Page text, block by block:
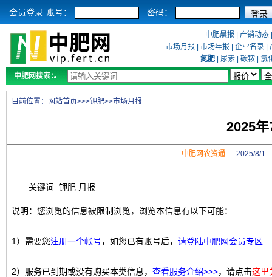
会员登录 账号： 密码：
中肥晨报 产销动态
市场月报
市场年报 企业名录
氮肥
尿素 碳铵
氯
中肥网搜索：
目前位置： 网站首页>>>钾肥>>市场月报
2025
中肥网农资通2025/8/1
关键词: 钾肥 月报
说明：您浏览的信息被限制浏览，浏览本信息有以下可能：
1）需要您注册一个帐号，如您已有账号后， 请登陆中肥网会员专区
2）服务已到期或没有购买本类信息， 查看服务介绍>>>，请点击这里